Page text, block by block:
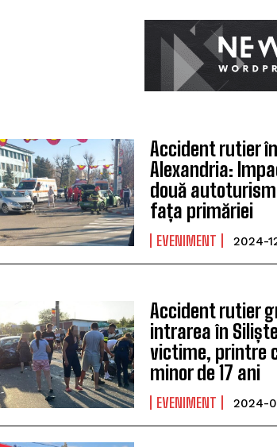
Accident rutier în
Alexandria:
două
fața primăriei
EVENIMENT 2024-
Accident rutier
intrarea în
victime, printre
minor de 17 ani
EVENIMENT 2024-